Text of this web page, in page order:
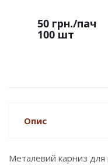
50 грн./пач
100 шт
Опис
Металевий карниз